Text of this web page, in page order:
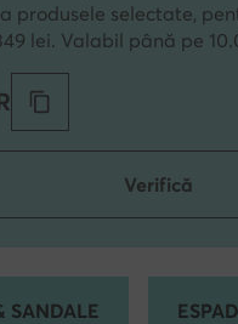
produsele selectate,
lei. Valabil până pe
Verifică
SANDALE